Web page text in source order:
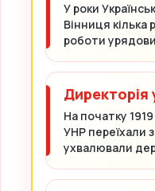
У роки
Вінниця кілька
роботи
Директорія
На початку
УНР переїхали
ухвалювали